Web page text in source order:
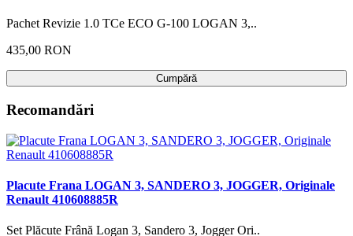
Pachet Revizie 1.0 TCe ECO G-100 LOGAN 3,..
435,00 RON
Cumpără
Recomandări
Placute Frana LOGAN 3, SANDERO 3, JOGGER, Originale
Renault 410608885R
Set Plăcute Frână Logan 3, Sandero 3, Jogger Ori..